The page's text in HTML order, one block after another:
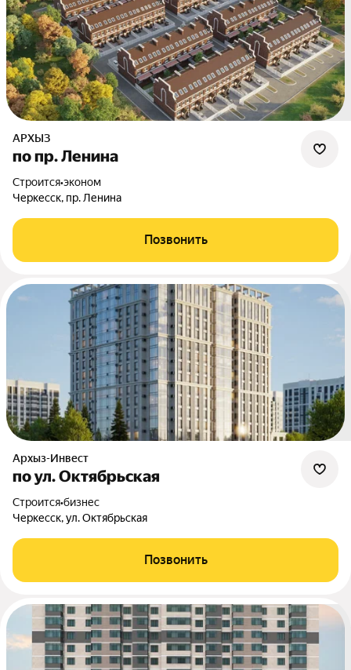
АРХЫЗ
по пр. Ленина
Строится•эконом
Черкесск, пр. Ленина
Позвонить
Архыз-Инвест
по ул. Октябрьская
Строится•бизнес
Черкесск, ул. Октябрьская
Позвонить